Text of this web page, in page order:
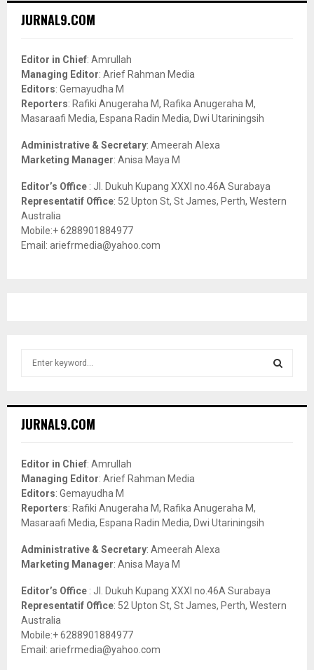
h
o
r
:
JURNAL9.COM
Editor in Chief: Amrullah
Managing Editor: Arief Rahman Media
Editors: Gemayudha M
Reporters: Rafiki Anugeraha M, Rafika Anugeraha M,
Masaraafi Media, Espana Radin Media, Dwi Utariningsih
Administrative & Secretary: Ameerah Alexa
Marketing Manager: Anisa Maya M
Editor’s Office : Jl. Dukuh Kupang XXXI no.46A Surabaya
Representatif Office: 52 Upton St, St James, Perth, Western
Australia
Mobile:+ 6288901884977
Email: ariefrmedia@yahoo.com
h
o
r
:
JURNAL9.COM
Editor in Chief: Amrullah
Managing Editor: Arief Rahman Media
Editors: Gemayudha M
Reporters: Rafiki Anugeraha M, Rafika Anugeraha M,
Masaraafi Media, Espana Radin Media, Dwi Utariningsih
Administrative & Secretary: Ameerah Alexa
Marketing Manager: Anisa Maya M
Editor’s Office : Jl. Dukuh Kupang XXXI no.46A Surabaya
Representatif Office: 52 Upton St, St James, Perth, Western
Australia
Mobile:+ 6288901884977
Email: ariefrmedia@yahoo.com